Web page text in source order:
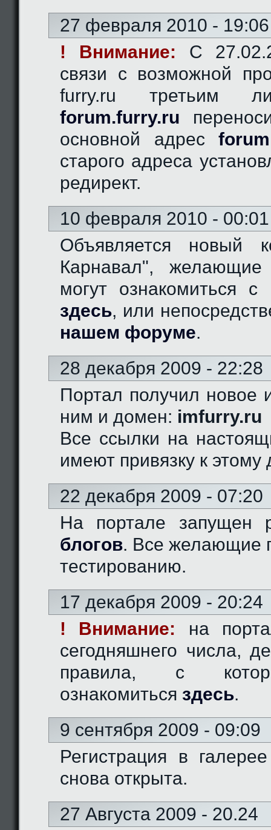
27 февраля 2010 - 19:06
! Внимание: C
связи с возможной
furry.ru третьим
forum.furry.ru
основной адрес
старого адреса
редирект.
10 февраля 2010 - 00:01
Объявляется новый
Карнавал", желающие
могут ознакомиться с
здесь, или
нашем форуме.
28 декабря 2009 - 22:28
Портал получил новое
ним и домен: imfurry.ru
Все ссылки на
имеют привязку к этому
22 декабря 2009 - 07:20
На портале запущен
блогов. Все желающие
тестированию.
17 декабря 2009 - 20:24
! Внимание: на
сегодняшнего числа,
правила, с
ознакомиться здесь.
9 сентября 2009 - 09:09
Регистрация в
снова открыта.
27 Августа 2009 - 20.24